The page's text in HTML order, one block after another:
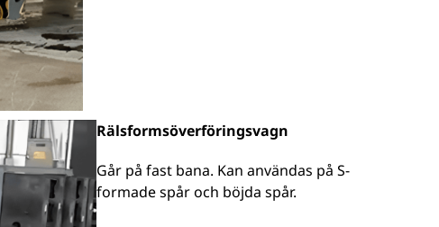
Rälsformsöverföringsvagn
Går på fast bana. Kan användas på S-
formade spår och böjda spår.